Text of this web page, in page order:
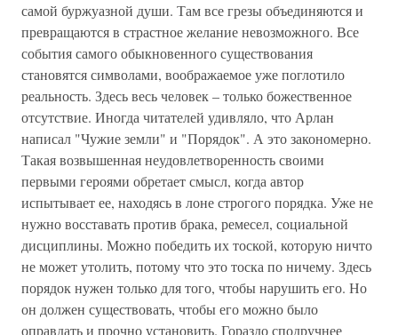
самой буржуазной души. Там все грезы объединяются и
превращаются в страстное желание невозможного. Все
события самого обыкновенного существования
становятся символами, воображаемое уже поглотило
реальность. Здесь весь человек – только божественное
отсутствие. Иногда читателей удивляло, что Арлан
написал "Чужие земли" и "Порядок". А это закономерно.
Такая возвышенная неудовлетворенность своими
первыми героями обретает смысл, когда автор
испытывает ее, находясь в лоне строгого порядка. Уже не
нужно восставать против брака, ремесел, социальной
дисциплины. Можно победить их тоской, которую ничто
не может утолить, потому что это тоска по ничему. Здесь
порядок нужен только для того, чтобы нарушить его. Но
он должен существовать, чтобы его можно было
оправдать и прочно установить. Гораздо сподручнее